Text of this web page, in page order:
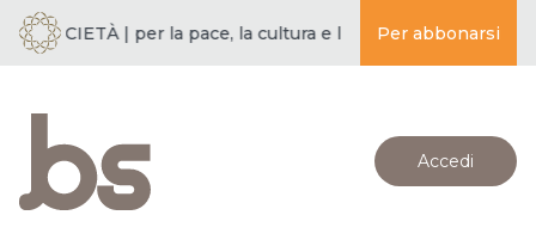
E SOCIETÀ | per la pace, la cultura e l’educazione ·
Per abbonarsi
Accedi